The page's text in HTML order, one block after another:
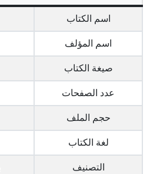
اسم الكتاب
اسم المؤلف
صيغة الكتاب
عدد الصفحات
حجم الملف
لغة الكتاب
التصنيف